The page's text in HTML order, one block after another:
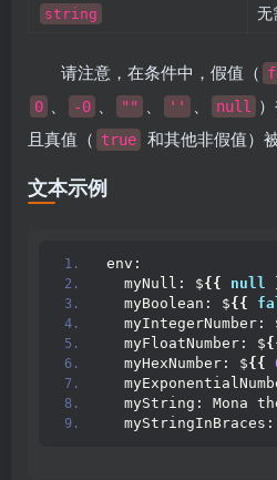
string 无
请注意，在条件中，假值（
0 -0 "" '' null
且真值（ true 和其他非假值）
文本示例
env:
  myNull: $
{{ null
  myBoolean: $
{{
myIntegerNumber:
  myFloatNumber: $
  myHexNumber: $
{{
myString: Mona
myStringInBraces: